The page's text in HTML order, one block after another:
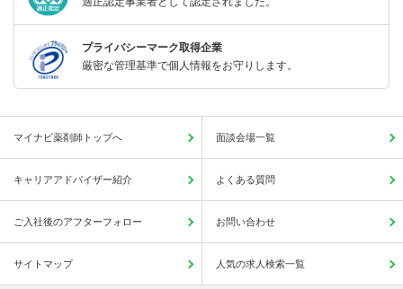
プライバシーマーク取得企業
厳密な管理基準で個人情報をお守りします。
マイナビ薬剤師トップへ 面談会場一覧
キャリアアドバイザー紹介 よくある質問
ご入社後のアフターフォロー お問い合わせ
サイトマップ 人気の求人検索一覧